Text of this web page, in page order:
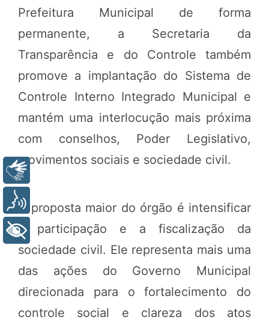
Prefeitura Municipal de forma
permanente, a Secretaria da
Transparência e do Controle também
promove a implantação do Sistema de
Controle Interno Integrado Municipal e
mantém uma interlocução mais próxima
com conselhos, Poder Legislativo,
movimentos sociais e sociedade civil.
A proposta maior do órgão é intensificar
a participação e a fiscalização da
sociedade civil. Ele representa mais uma
das ações do Governo Municipal
direcionada para o fortalecimento do
controle social e clareza dos atos
+ Acessibilidade